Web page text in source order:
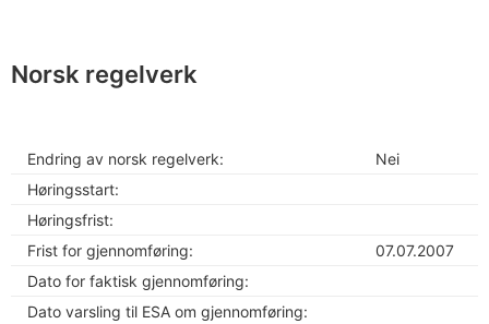
Norsk regelverk
Endring av norsk regelverk:
Nei
Høringsstart:
Høringsfrist:
Frist for gjennomføring:
07.07.2007
Dato for faktisk gjennomføring:
Dato varsling til ESA om gjennomføring: